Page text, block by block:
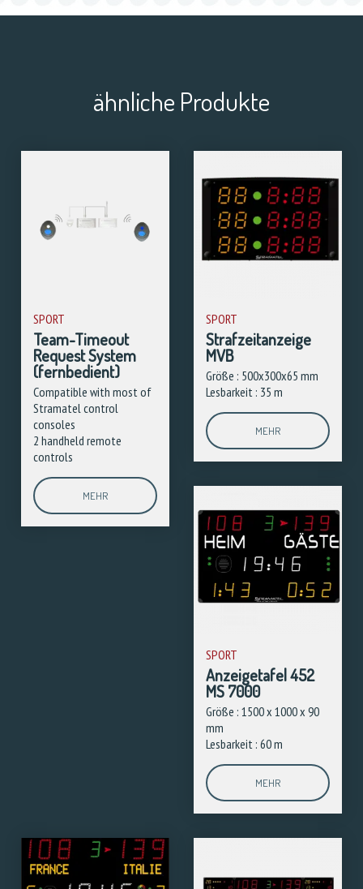
ähnliche Produkte
SPORT
Team-Timeout
Request System
(fernbedient)
Compatible with most of
Stramatel control
consoles
2 handheld remote
controls
MEHR
SPORT
Strafzeitanzeige
MVB
Größe : 500x300x65 mm
Lesbarkeit : 35 m
MEHR
SPORT
Anzeigetafel 452
MS 7000
Größe : 1500 x 1000 x 90
mm
Lesbarkeit : 60 m
MEHR